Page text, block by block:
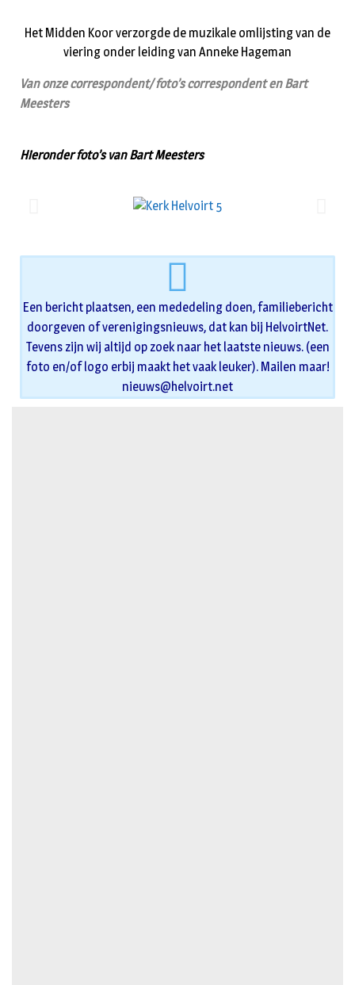
Het Midden Koor verzorgde de muzikale omlijsting van de
viering onder leiding van Anneke Hageman
Van onze correspondent/ foto’s correspondent en Bart
Meesters
Hieronder foto’s van Bart Meesters
Een bericht plaatsen, een mededeling doen, familiebericht
doorgeven of verenigingsnieuws, dat kan bij HelvoirtNet.
Tevens zijn wij altijd op zoek naar het laatste nieuws. (een
foto en/of logo erbij maakt het vaak leuker). Mailen maar!
nieuws@helvoirt.net